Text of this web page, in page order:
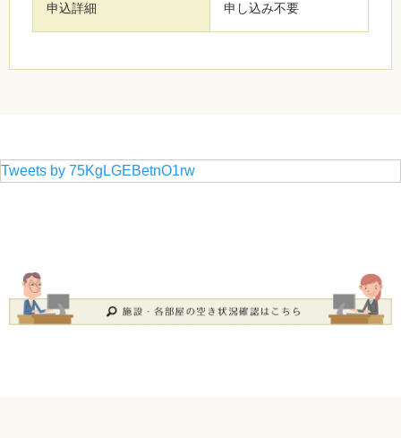
申込詳細 申し込み不要
Tweets by 75KgLGEBetnO1rw